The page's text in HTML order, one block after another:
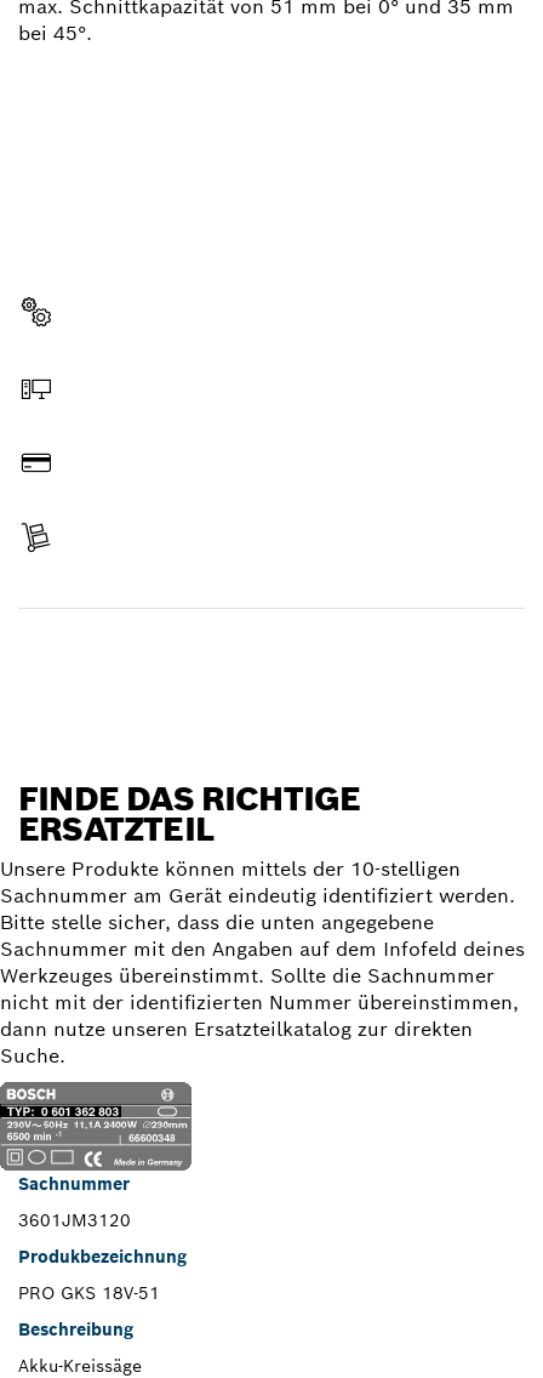
max. Schnittkapazität von 51 mm bei 0° und 35 mm
bei 45°.
FINDE DAS RICHTIGE
ERSATZTEIL
Unsere Produkte können mittels der 10-stelligen
Sachnummer am Gerät eindeutig identifiziert werden.
Bitte stelle sicher, dass die unten angegebene
Sachnummer mit den Angaben auf dem Infofeld deines
Werkzeuges übereinstimmt. Sollte die Sachnummer
nicht mit der identifizierten Nummer übereinstimmen,
dann nutze unseren Ersatzteilkatalog zur direkten
Suche.
Sachnummer
3601JM3120
Produkbezeichnung
PRO GKS 18V-51
Beschreibung
Akku-Kreissäge